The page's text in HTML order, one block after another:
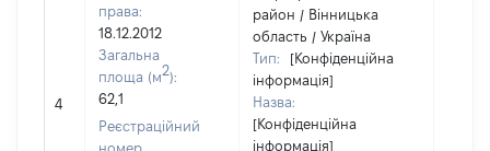
4
права:
18.12.2012
Загальна
площа (м2):
62,1
Реєстраційний
номер
район / Вінницька
область / Україна
Тип:
[Конфіденційна
інформація]
Назва:
[Конфіденційна
інформація]